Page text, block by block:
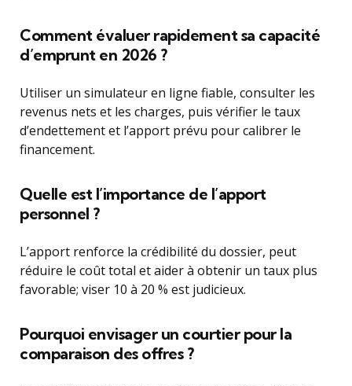
Comment évaluer rapidement sa capacité
d’emprunt en 2026 ?
Utiliser un simulateur en ligne fiable, consulter les
revenus nets et les charges, puis vérifier le taux
d’endettement et l’apport prévu pour calibrer le
financement.
Quelle est l’importance de l’apport
personnel ?
L’apport renforce la crédibilité du dossier, peut
réduire le coût total et aider à obtenir un taux plus
favorable; viser 10 à 20 % est judicieux.
Pourquoi envisager un courtier pour la
comparaison des offres ?